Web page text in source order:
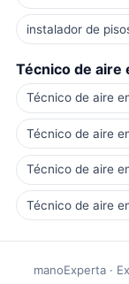
instalador de
Técnico de aire
Técnico de aire
Técnico de aire
Técnico de aire
Técnico de aire
manoExperta ·